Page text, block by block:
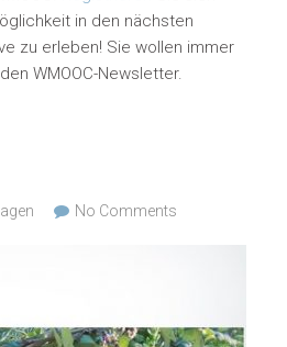
in den nächsten
zu erleben! Sie wollen immer
WMOOC-Newsletter.
No Comments